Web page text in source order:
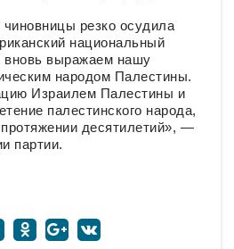
чиновницы резко осудила
национальный
выражаем нашу
народом Палестины.
Израилем Палестины и
палестинского народа,
десятилетий», —
партии.